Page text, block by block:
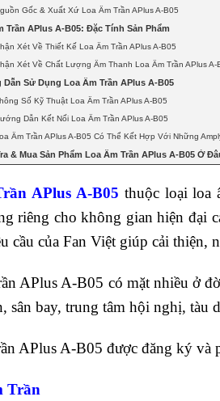
Gốc & Xuất Xứ Loa Âm Trần APlus A-B05
Trần APlus A-B05: Đặc Tính Sản Phẩm
Xét Về Thiết Kế Loa Âm Trần APlus A-B05
Xét Về Chất Lượng Âm Thanh Loa Âm Trần APlus A-
Dẫn Sử Dụng Loa Âm Trần APlus A-B05
Số Kỹ Thuật Loa Âm Trần APlus A-B05
Dẫn Kết Nối Loa Âm Trần APlus A-B05
Âm Trần APlus A-B05 Có Thể Kết Hợp Với Những
& Mua Sản Phẩm Loa Âm Trần APlus A-B05 Ở
APlus A-B05 thuộc loại loa
riêng cho không gian hiện đại
cầu của Fan Việt giúp cải thiện,
APlus A-B05 có mặt nhiều ở
sân bay, trung tâm hội nghị, tàu
APlus A-B05 được đăng ký và
Trần